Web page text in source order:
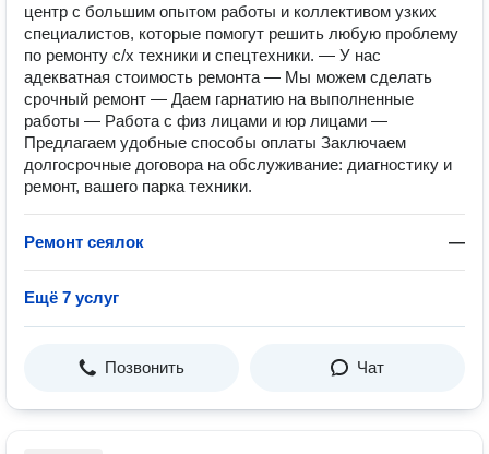
центр с большим опытом работы и коллективом узких
специалистов, которые помогут решить любую проблему
по ремонту с/х техники и спецтехники. — У нас
адекватная стоимость ремонта — Мы можем сделать
срочный ремонт — Даем гарнатию на выполненные
работы — Работа с физ лицами и юр лицами —
Предлагаем удобные способы оплаты Заключаем
долгосрочные договора на обслуживание: диагностику и
ремонт, вашего парка техники.
Ремонт сеялок —
Ещё 7 услуг
Позвонить Чат